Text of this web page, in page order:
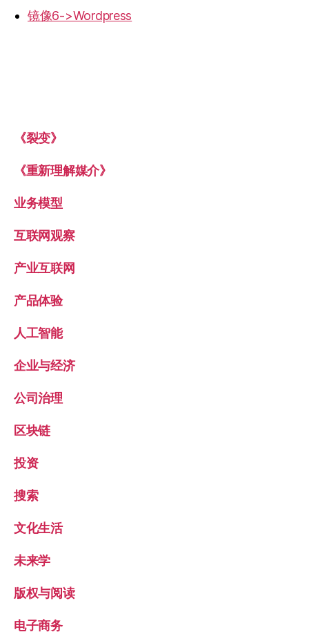
镜像6->Wordpress
《裂变》
《重新理解媒介》
业务模型
互联网观察
产业互联网
产品体验
人工智能
企业与经济
公司治理
区块链
投资
搜索
文化生活
未来学
版权与阅读
电子商务